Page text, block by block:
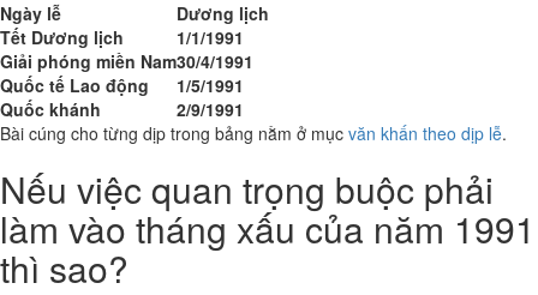
Ngày lễ
Dương lịch
Tết Dương lịch
1/1/1991
Giải phóng miền Nam30/4/1991
Quốc tế Lao động
1/5/1991
Quốc khánh
2/9/1991
Bài cúng cho từng dịp trong bảng nằm ở mục văn khấn theo dịp lễ.
Nếu việc quan trọng buộc phải
làm vào tháng xấu của năm 1991
thì sao?